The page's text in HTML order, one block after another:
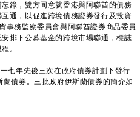
錄，雙方同意就香港與阿聯酋的債務
通，以促進跨境債務證券發行及投資
事務監察委員會與阿聯酋證券商品委員
排下公募基金的跨境市場聯通，標誌
。
七年先後三次在政府債券計劃下發行
債券。三批政府伊斯蘭債券的簡介如